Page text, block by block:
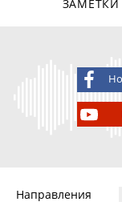
ЗАМЕТКИ
Направления